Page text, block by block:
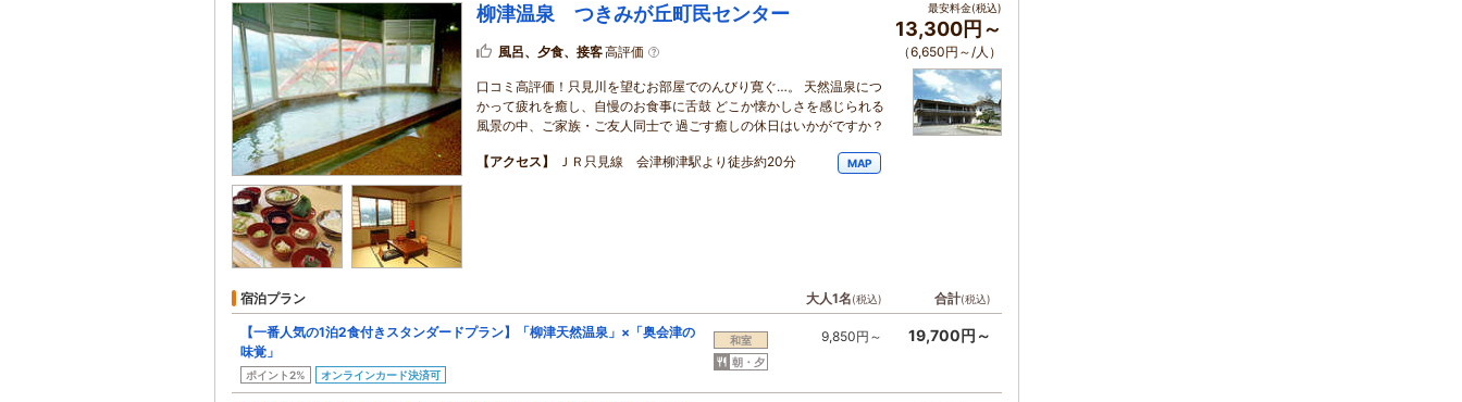
柳津温泉 つきみが丘町民センター
風呂、夕食、接客高評価
口コミ高評価！只見川を望むお部屋でのんびり寛ぐ…。 天然温泉につ
かって疲れを癒し、自慢のお食事に舌鼓 どこか懐かしさを感じられる
風景の中、ご家族・ご友人同士で 過ごす癒しの休日はいかがですか？
【アクセス】 ＪＲ只見線 会津柳津駅より徒歩約20分 MAP
最安料金(税込)
13,300円～
（6,650円～/人）
宿泊プラン 大人1名(税込) 合計(税込)
【一番人気の1泊2食付きスタンダードプラン】「柳津天然温泉」×「奥会津の
味覚」
ポイント2% オンラインカード決済可
和室
朝・夕
9,850円～ 19,700円～